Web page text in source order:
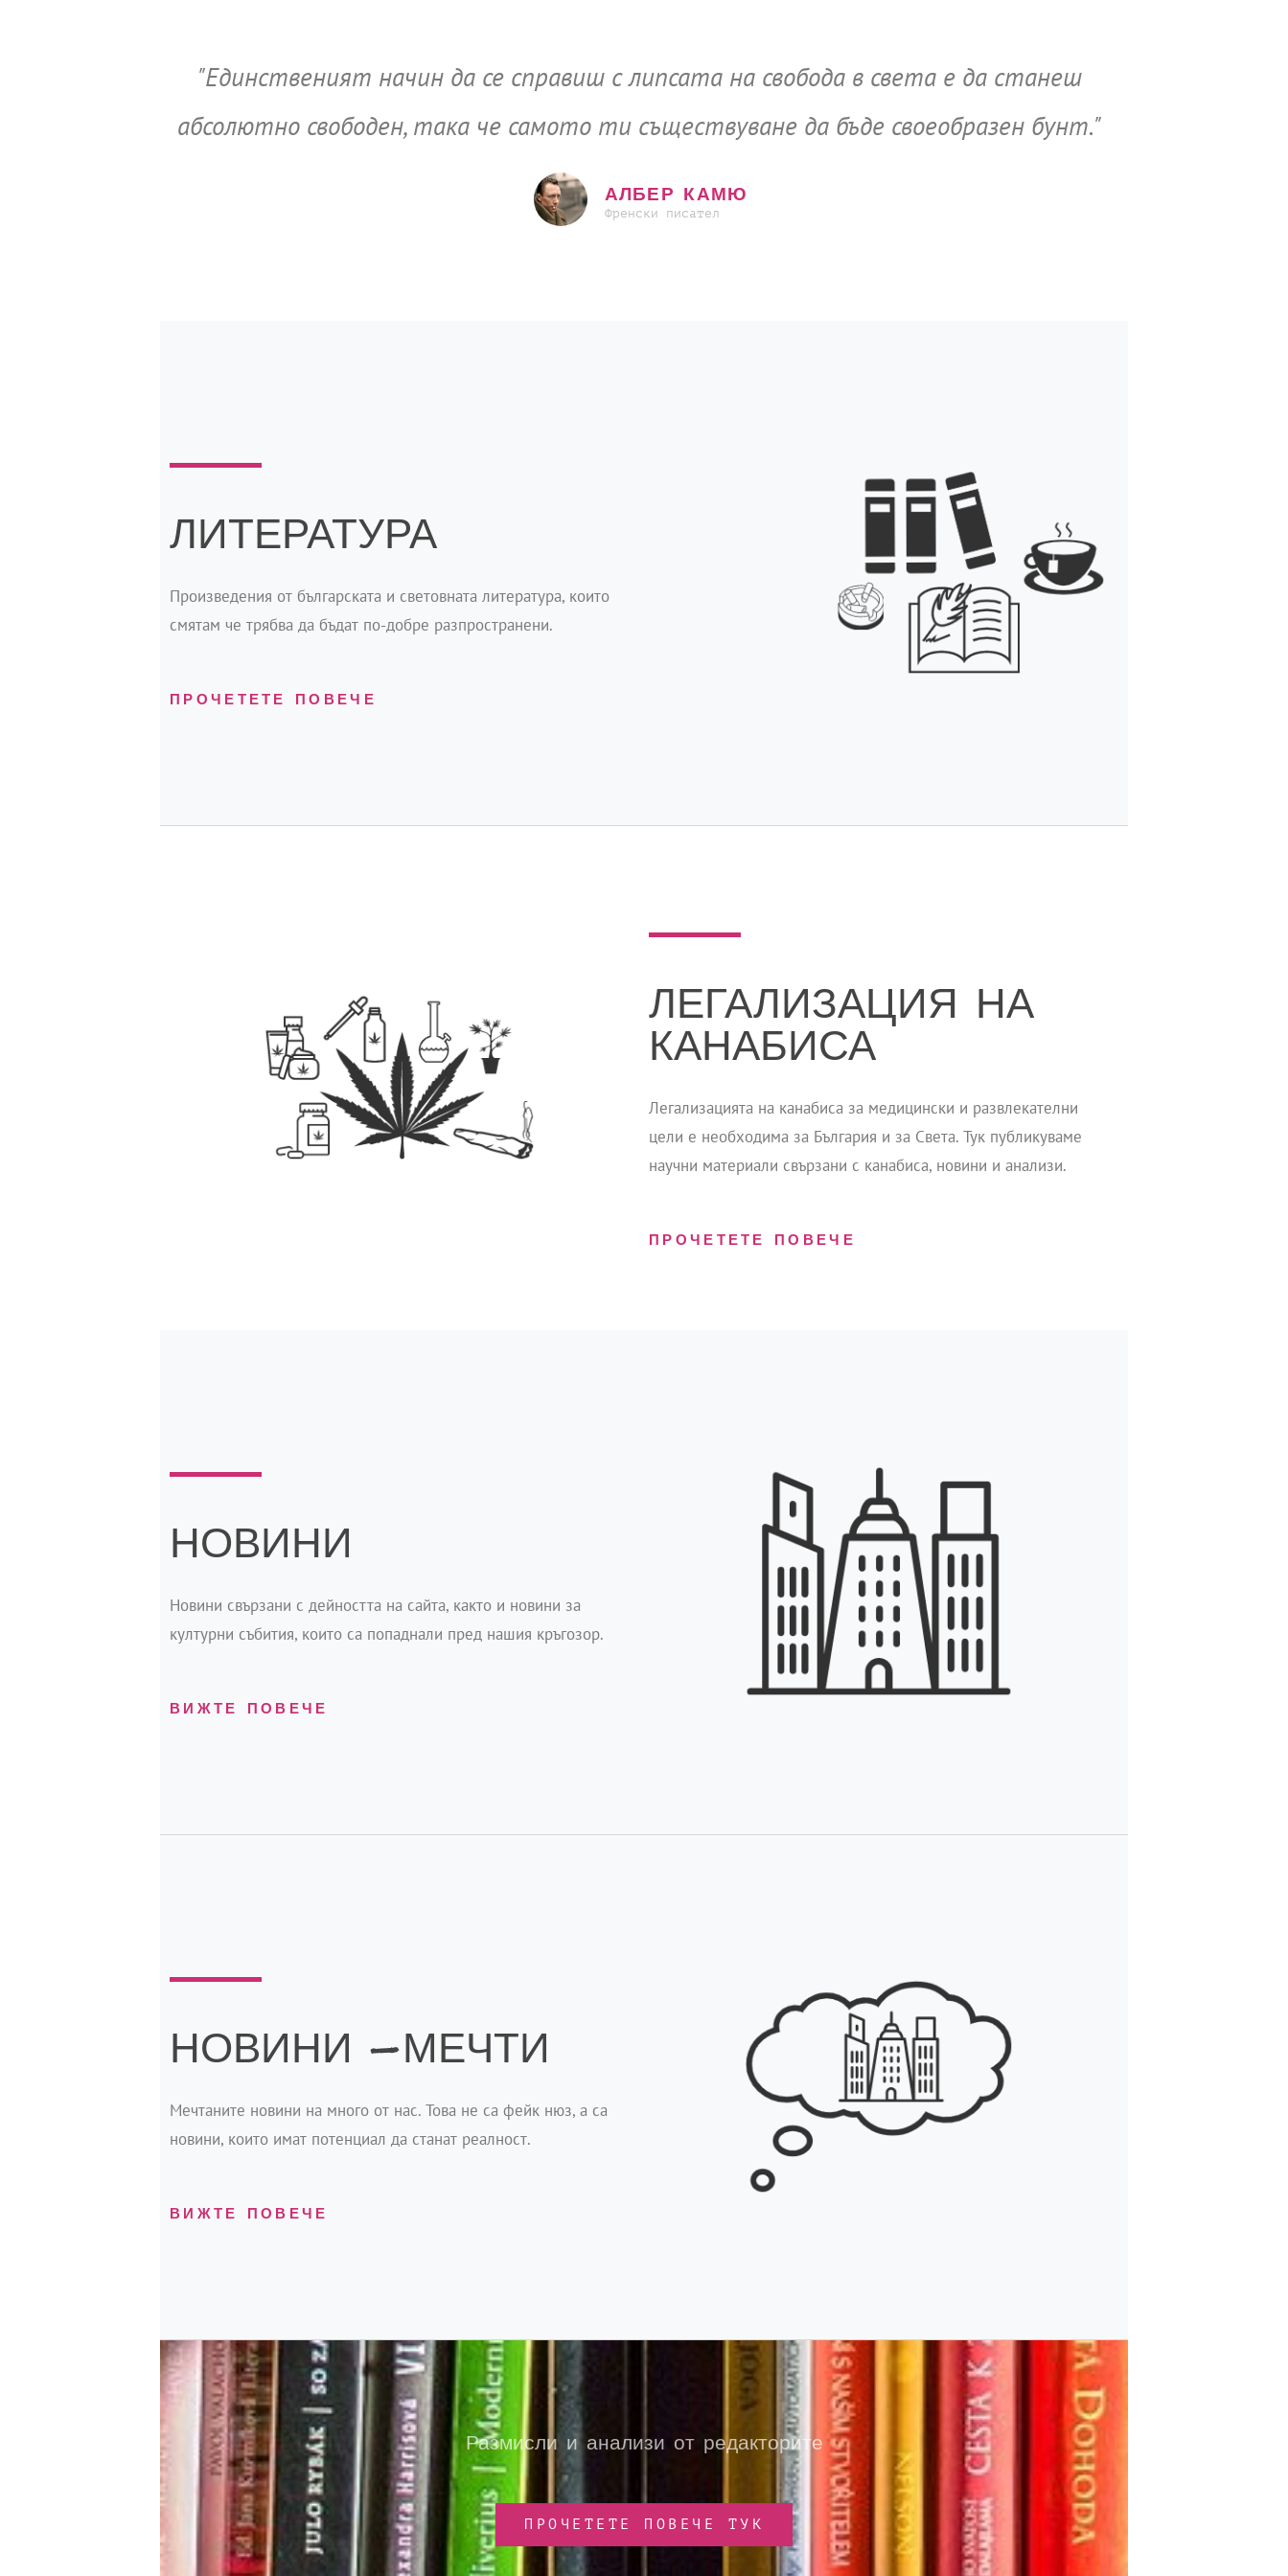
"Единственият начин да се справиш с липсата на свобода в света е да станеш
абсолютно свободен, така че самото ти съществуване да бъде своеобразен бунт."
АЛБЕР КАМЮ
Френски писател
ЛИТЕРАТУРА
Произведения от българската и световната литература, които
смятам че трябва да бъдат по-добре разпространени.
ПРОЧЕТЕТЕ ПОВЕЧЕ
ЛЕГАЛИЗАЦИЯ НА
КАНАБИСА
Легализацията на канабиса за медицински и развлекателни
цели е необходима за България и за Света. Тук публикуваме
научни материали свързани с канабиса, новини и анализи.
ПРОЧЕТЕТЕ ПОВЕЧЕ
НОВИНИ
Новини свързани с дейността на сайта, както и новини за
културни събития, които са попаднали пред нашия кръгозор.
ВИЖТЕ ПОВЕЧЕ
НОВИНИ -МЕЧТИ
Мечтаните новини на много от нас. Това не са фейк нюз, а са
новини, които имат потенциал да станат реалност.
ВИЖТЕ ПОВЕЧЕ
Размисли и анализи от редакторите
ПРОЧЕТЕТЕ ПОВЕЧЕ ТУК